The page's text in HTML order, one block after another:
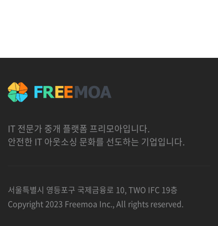
IT 전문가 중개 플랫폼 프리모아입니다.
안전한 IT 아웃소싱 문화를 선도하는 기업입니다.
서울특별시 영등포구 국제금융로 10, TWO IFC 19층
Copyright 2023 Freemoa Inc., All rights reserved.